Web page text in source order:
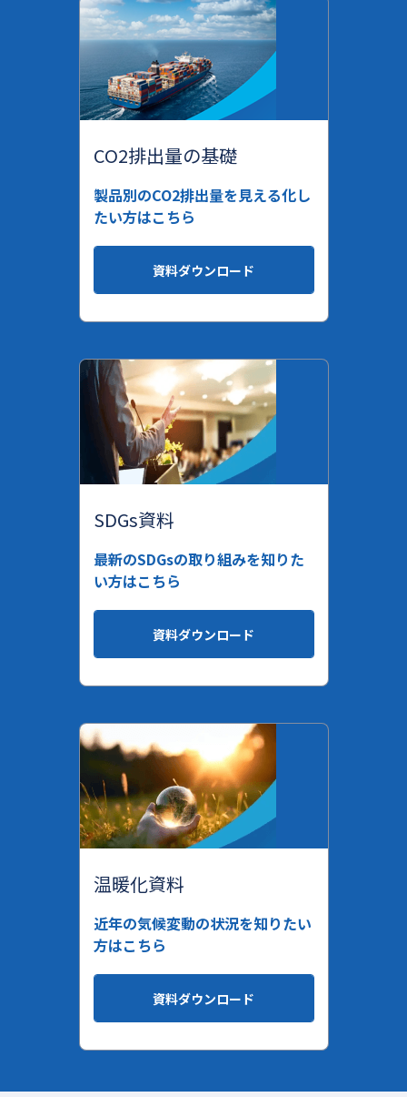
CO2排出量の基礎
製品別のCO2排出量を見える化し
たい方はこちら
資料ダウンロード
SDGs資料
最新のSDGsの取り組みを知りた
い方はこちら
資料ダウンロード
温暖化資料
近年の気候変動の状況を知りたい
方はこちら
資料ダウンロード